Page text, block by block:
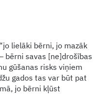
lielāki bērni, jo mazāk
bērni savas [ne]drošības
gūšanas risks viņiem
gados tas var būt pat
jo bērni kļūst